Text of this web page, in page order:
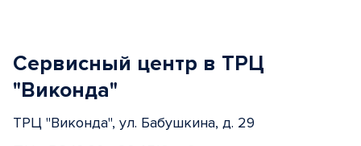
Сервисный центр в ТРЦ
"Виконда"
ТРЦ "Виконда", ул. Бабушкина, д. 29